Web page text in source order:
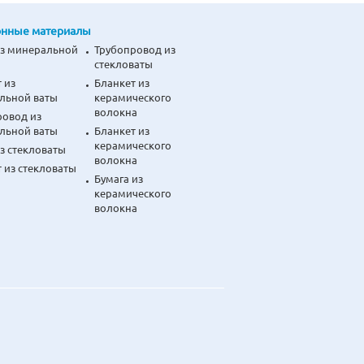
полиэтиленовой
стрелой, формовочные машины,
обеспечить прекрасное качество,
внутреннем и международном рынках.
системе управления качеством, и
100% качество и скорость
ISO9001:2000.
используем передовые системы
отношения сотрудничества с
ценам. Кроме того, наше
низкой стоимости земли и
поставляется с годичной
по запросу.
материалы
минеральной
из
ваты
из
ваты
стекловаты
из стекловаты
Трубопровод из
стекловаты
Бланкет из
керамического
волокна
Бланкет из
керамического
волокна
Бумага из
керамического
волокна